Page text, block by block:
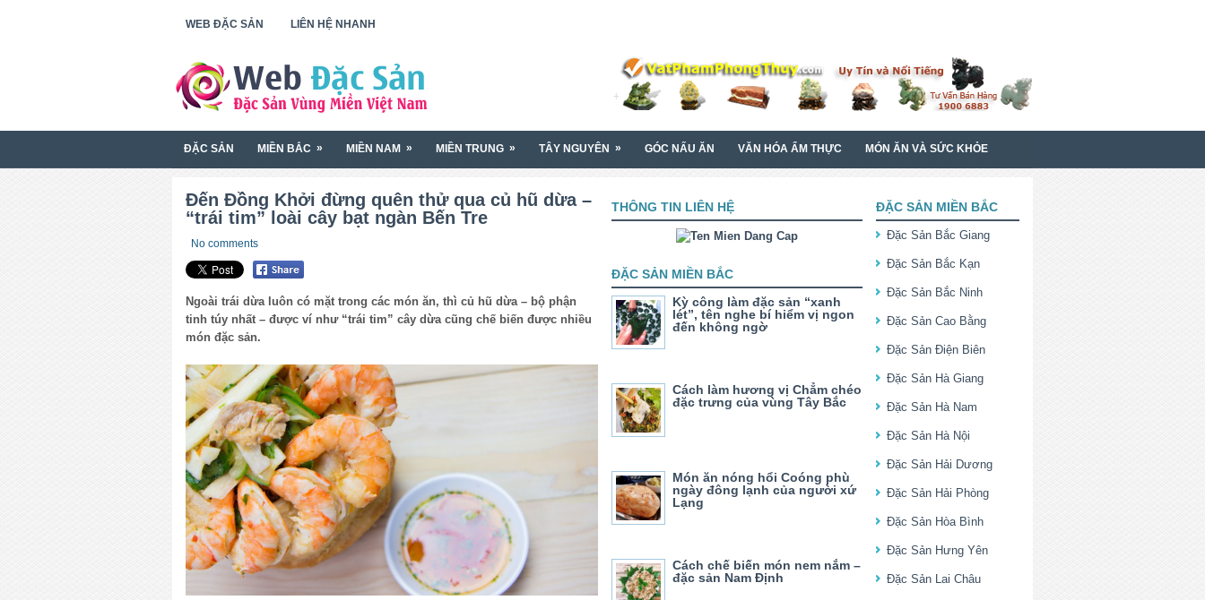
WEB ĐẶC SẢN LIÊN HỆ NHANH
ĐẶC SẢN MIỀN BẮC » MIỀN NAM » MIỀN TRUNG » TÂY NGUYÊN » GÓC NẤU ĂN VĂN HÓA ẨM THỰC MÓN ĂN VÀ SỨC KHỎE
Đến Đồng Khởi đừng quên thử qua củ hũ dừa –
“trái tim” loài cây bạt ngàn Bến Tre
No comments
Ngoài trái dừa luôn có mặt trong các món ăn, thì củ hũ dừa – bộ phận
tinh túy nhất – được ví như “trái tim” cây dừa cũng chế biến được nhiều
món đặc sản.
THÔNG TIN LIÊN HỆ
ĐẶC SẢN MIỀN BẮC
Kỳ công làm đặc sản “xanh
lét”, tên nghe bí hiểm vị ngon
đến không ngờ
Cách làm hương vị Chẳm chéo
đặc trưng của vùng Tây Bắc
Món ăn nóng hổi Coóng phù
ngày đông lạnh của người xứ
Lạng
Cách chế biến món nem nắm –
đặc sản Nam Định
ĐẶC SẢN MIỀN BẮC
Đặc Sản Bắc Giang
Đặc Sản Bắc Kạn
Đặc Sản Bắc Ninh
Đặc Sản Cao Bằng
Đặc Sản Điện Biên
Đặc Sản Hà Giang
Đặc Sản Hà Nam
Đặc Sản Hà Nội
Đặc Sản Hải Dương
Đặc Sản Hải Phòng
Đặc Sản Hòa Bình
Đặc Sản Hưng Yên
Đặc Sản Lai Châu